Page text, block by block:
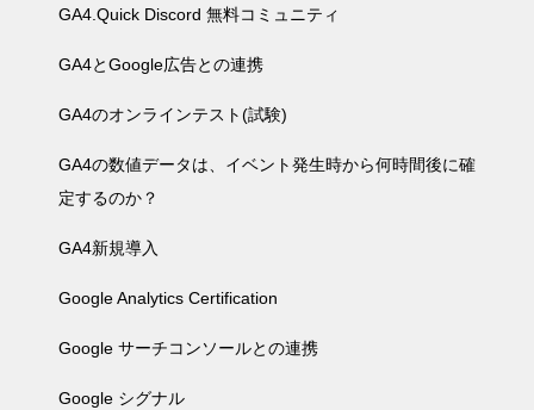
GA4.Quick Discord 無料コミュニティ
GA4とGoogle広告との連携
GA4のオンラインテスト(試験)
GA4の数値データは、イベント発生時から何時間後に確
定するのか？
GA4新規導入
Google Analytics Certification
Google サーチコンソールとの連携
Google シグナル